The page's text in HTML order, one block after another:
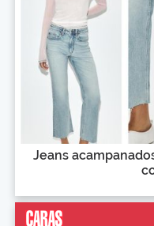
Jeans